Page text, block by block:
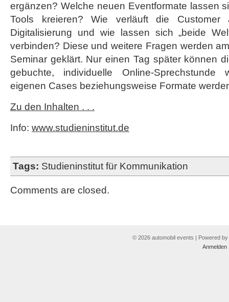
ergänzen? Welche neuen Eventformate lassen
Tools kreieren? Wie verläuft die
Digitalisierung und wie lassen sich „beide
verbinden? Diese und weitere Fragen werden
Seminar geklärt. Nur einen Tag später können
gebuchte, individuelle Online-Sprechstunde
eigenen Cases beziehungsweise Formate
Zu den Inhalten . . .
Info: www.studieninstitut.de
Tags: Studieninstitut für Kommunikation
Comments are closed.
© 2026 automobil events | Powered by
Anmelden|